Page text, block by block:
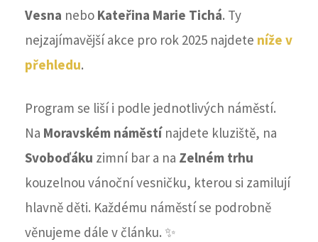
Vesna nebo Kateřina Marie Tichá. Ty
nejzajímavější akce pro rok 2025 najdete níže v
přehledu.
Program se liší i podle jednotlivých náměstí.
Na Moravském náměstínajdete kluziště, na
Svoboďáku zimní bar a na Zelném trhu
kouzelnou vánoční vesničku, kterou si zamilují
hlavně děti. Každému náměstí se podrobně
věnujeme dále v článku. ✨